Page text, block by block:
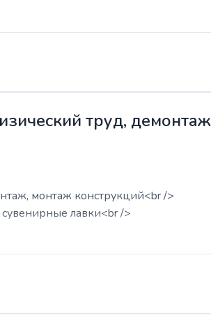
труд,
монтаж конструкций<br />
лавки<br />